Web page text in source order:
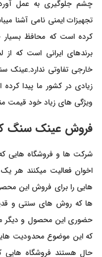
چشم جلوگیری به عمل
تجهیزات ایمنی نامی آشنا
کرده است که محافظ بسیار
برندهای ایرانی است که
خارجی تفاوتی ندارد.عینک
زیادی در کشور ما پیدا
ویژگی های زیاد خود قیمت
فروش عینک سنگ
شرکت ها و فروشگاه هایی
اخوان فعالیت میکنند هر
هایی را برای فروش این
ها که روش های سنتی و
حضوری این محصول و دیگر
که این موضوع محدودیت
حال هستند فروشگاه